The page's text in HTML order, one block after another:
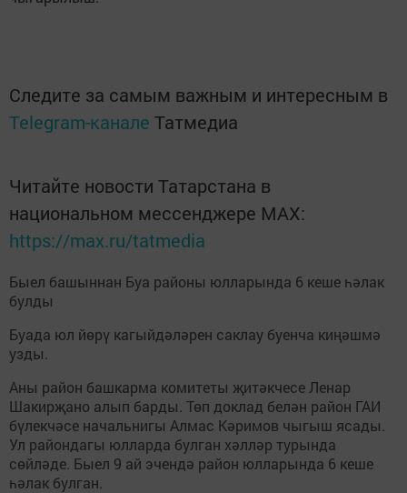
Следите за самым важным и интересным в
Telegram-канале Татмедиа
Читайте новости Татарстана в
национальном мессенджере MАХ:
https://max.ru/tatmedia
Быел башыннан Буа районы юлларында 6 кеше һәлак
булды
Буада юл йөрү кагыйдәләрен саклау буенча киңәшмә
узды.
Аны район башкарма комитеты җитәкчесе Ленар
Шакирҗано алып барды. Төп доклад белән район ГАИ
бүлекчәсе начальнигы Алмас Кәримов чыгыш ясады.
Ул райондагы юлларда булган хәлләр турында
сөйләде. Быел 9 ай эчендә район юлларында 6 кеше
һәлак булган.